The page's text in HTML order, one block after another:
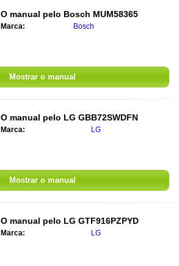
O manual pelo Bosch MUM58365
Marca: Bosch
Mostrar o manual
O manual pelo LG GBB72SWDFN
Marca: LG
Mostrar o manual
O manual pelo LG GTF916PZPYD
Marca: LG